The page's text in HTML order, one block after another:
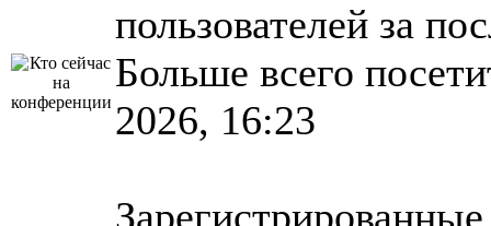
пользователей за
Больше всего
2026, 16:23